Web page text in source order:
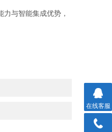
与智能集成优势，
在线客服